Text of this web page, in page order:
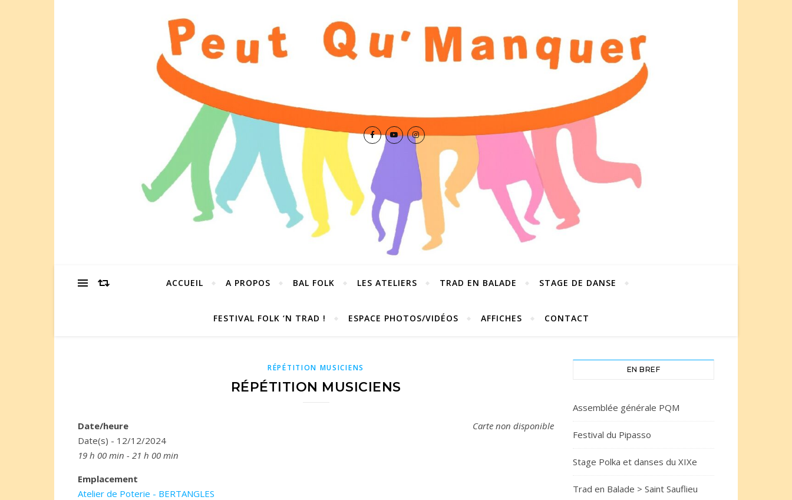
ACCUEIL A PROPOS BAL FOLK LES ATELIERS TRAD EN BALADE STAGE DE DANSE
FESTIVAL FOLK ‘N TRAD ! ESPACE PHOTOS/VIDÉOS AFFICHES CONTACT
RÉPÉTITION MUSICIENS
RÉPÉTITION MUSICIENS
Carte non disponible
Date/heure
Date(s) - 12/12/2024
19 h 00 min - 21 h 00 min
Emplacement
Atelier de Poterie - BERTANGLES
EN BREF
Assemblée générale PQM
Festival du Pipasso
Stage Polka et danses du XIXe
Trad en Balade > Saint Sauflieu